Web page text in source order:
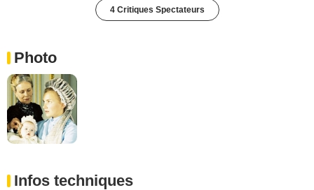
4 Critiques Spectateurs
Photo
Infos techniques